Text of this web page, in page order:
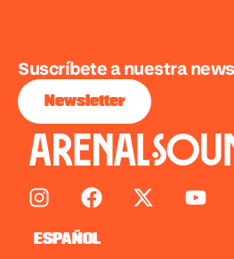
ESPAÑOL
Suscríbete a nuestra
Newsletter